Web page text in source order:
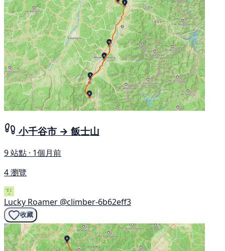
小千谷市 → 飯士山
9 站點 · 1個月前
4 瀏覽
Lucky Roamer @climber-6b62eff3
收藏